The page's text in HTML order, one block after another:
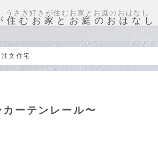
住むお家とお庭のおはなし
注文住宅
ーテンレール〜
うさぎ好きが住むお家とお庭のおはなし